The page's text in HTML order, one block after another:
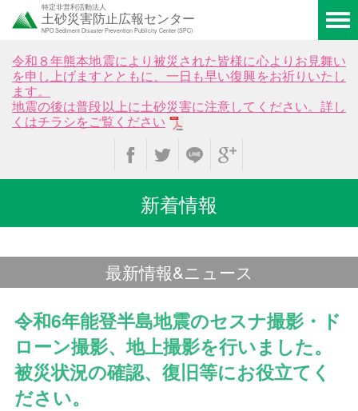
特定非営利活動法人
土砂災害防止広報センター
NPO Sediment Disaster Prevention Publicity Center (SPC)
令和８年熊本地震により被災された皆様に心よりお見舞い
を申し上げますとともに、一日も早い復興をお祈りいたし
ます。
地震の後は普段以上に土砂災害に注意してください。詳し
くはチラシをご覧ください
新着情報
最新情報&ニュース
令和6年能登半島地震のセスナ撮影・ド
ローン撮影、地上撮影を行いました。
被災状況の確認、復旧等にお役立てく
ださい。